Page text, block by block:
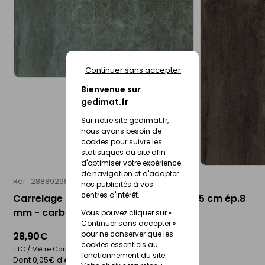
Bienvenue sur
gedimat.fr
Sur notre site gedimat.fr,
nous avons besoin de
cookies pour suivre les
statistiques du site afin
d'optimiser votre expérience
de navigation et d'adapter
nos publicités à vos
centres d'intérêt.
Vous pouvez cliquer sur «
Continuer sans accepter »
pour ne conserver que les
cookies essentiels au
fonctionnement du site.
Continuer sans accepter
Réf : 28889298
Carrelage sol intérieur ATELIER - 45 x 45 cm ép.8
mm - carbone
28,90€
TTC / Mètre Carré
Dont 0,05€ d'éco-participation